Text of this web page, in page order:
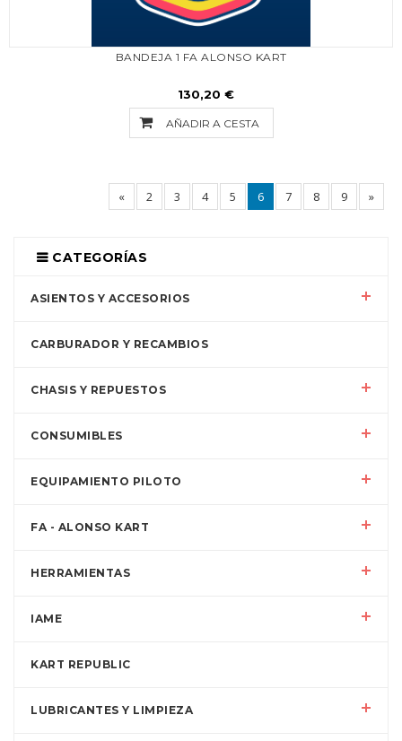
BANDEJA 1 FA ALONSO KART
130,20 €
AÑADIR A CESTA
« 2 3 4 5 6 7 8 9 »
CATEGORÍAS
ASIENTOS Y ACCESORIOS
CARBURADOR Y RECAMBIOS
CHASIS Y REPUESTOS
CONSUMIBLES
EQUIPAMIENTO PILOTO
FA - ALONSO KART
HERRAMIENTAS
IAME
KART REPUBLIC
LUBRICANTES Y LIMPIEZA